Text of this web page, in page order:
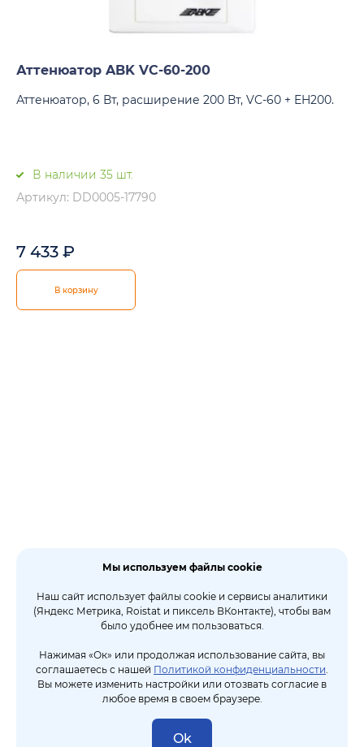
Аттенюатор ABK VC-60-200
Аттенюатор, 6 Вт, расширение 200 Вт, VC-60 + EH200.
В наличии 35 шт.
Артикул: DD0005-17790
7 433 ₽
В корзину
Мы используем файлы cookie
Наш сайт использует файлы cookie и сервисы аналитики
(Яндекс Метрика, Roistat и пиксель ВКонтакте), чтобы вам
было удобнее им пользоваться.
Нажимая «Ок» или продолжая использование сайта, вы
соглашаетесь с нашей Политикой конфиденциальности.
Вы можете изменить настройки или отозвать согласие в
любое время в своем браузере.
Ok